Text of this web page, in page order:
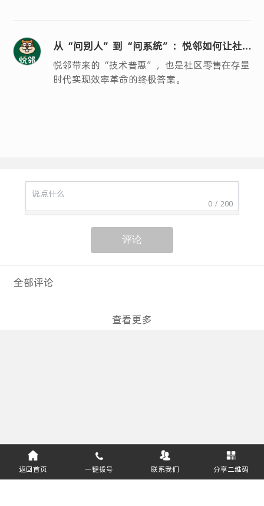
从“问别人”到“问系统”：悦邻如何让社
区零售的“人、货、场”真正数字化？
悦邻带来的“技术普惠”，也是社区零售在存量
时代实现效率革命的终极答案。
0 / 200
评论
全部评论
查看更多
返回首页 一键拨号 联系我们 分享二维码